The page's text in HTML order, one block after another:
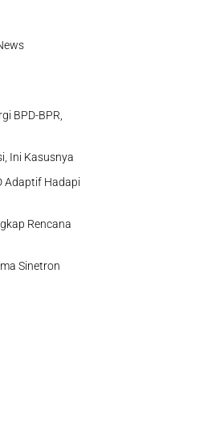
BPD-BPR,
Ini Kasusnya
Adaptif Hadapi
Rencana
Sinetron